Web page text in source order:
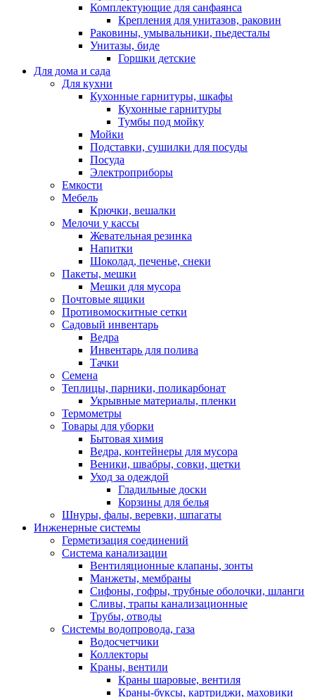
Комплектующие для санфаянса
Крепления для унитазов, раковин
Раковины, умывальники, пьедесталы
Унитазы, биде
Горшки детские
Для дома и сада
Для кухни
Кухонные гарнитуры, шкафы
Кухонные гарнитуры
Тумбы под мойку
Мойки
Подставки, сушилки для посуды
Посуда
Электроприборы
Емкости
Мебель
Крючки, вешалки
Мелочи у кассы
Жевательная резинка
Напитки
Шоколад, печенье, снеки
Пакеты, мешки
Мешки для мусора
Почтовые ящики
Противомоскитные сетки
Садовый инвентарь
Ведра
Инвентарь для полива
Тачки
Семена
Теплицы, парники, поликарбонат
Укрывные материалы, пленки
Термометры
Товары для уборки
Бытовая химия
Ведра, контейнеры для мусора
Веники, швабры, совки, щетки
Уход за одеждой
Гладильные доски
Корзины для белья
Шнуры, фалы, веревки, шпагаты
Инженерные системы
Герметизация соединений
Система канализации
Вентиляционные клапаны, зонты
Манжеты, мембраны
Сифоны, гофры, трубные оболочки, шланги
Сливы, трапы канализационные
Трубы, отводы
Системы водопровода, газа
Водосчетчики
Коллекторы
Краны, вентили
Краны шаровые, вентиля
Краны-буксы, картриджи, маховики